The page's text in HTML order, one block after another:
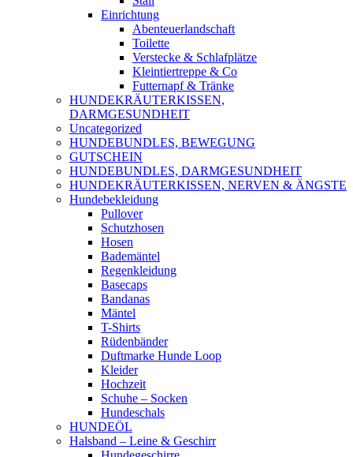
Einrichtung
Abenteuerlandschaft
Toilette
Verstecke & Schlafplätze
Kleintiertreppe & Co
Futternapf & Tränke
HUNDEKRÄUTERKISSEN,
DARMGESUNDHEIT
Uncategorized
HUNDEBUNDLES, BEWEGUNG
GUTSCHEIN
HUNDEBUNDLES, DARMGESUNDHEIT
HUNDEKRÄUTERKISSEN, NERVEN & ÄNGSTE
Hundebekleidung
Pullover
Schutzhosen
Hosen
Bademäntel
Regenkleidung
Basecaps
Bandanas
Mäntel
T-Shirts
Rüdenbänder
Duftmarke Hunde Loop
Kleider
Hochzeit
Schuhe – Socken
Hundeschals
HUNDEÖL
Halsband – Leine & Geschirr